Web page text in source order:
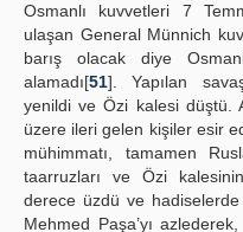
Osmanlı kuvvetleri 7
ulaşan General Münnich
barış olacak diye
alamadı[51]. Yapılan
yenildi ve Özi kalesi düştü.
üzere ileri gelen kişiler esir
mühimmatı, tamamen
taarruzları ve Özi
derece üzdü ve
Mehmed Paşa’yı